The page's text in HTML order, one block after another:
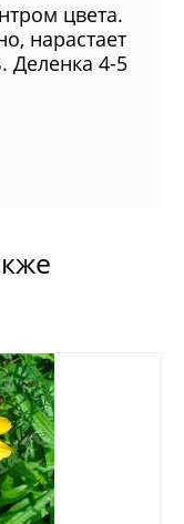
цвета.
нарастает
Деленка 4-5